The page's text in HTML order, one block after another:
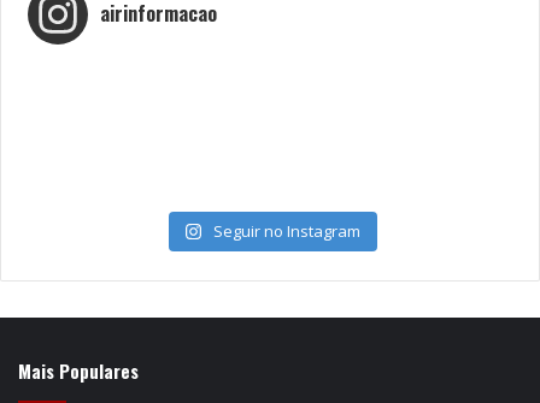
airinformacao
Seguir no Instagram
Mais Populares